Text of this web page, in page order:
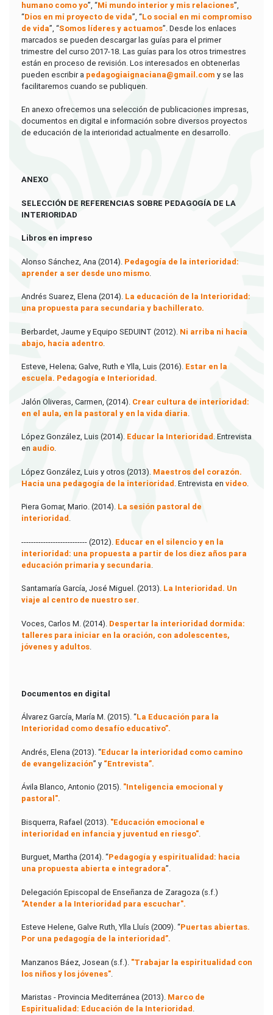
humano como yo”, “Mi mundo interior y mis relaciones”,
“Dios en mi proyecto de vida”, “Lo social en mi compromiso
de vida”, “Somos líderes y actuamos”. Desde los enlaces
marcados se pueden descargar las guías para el primer
trimestre del curso 2017-18. Las guías para los otros trimestres
están en proceso de revisión. Los interesados en obtenerlas
pueden escribir a pedagogiaignaciana@gmail.com y se las
facilitaremos cuando se publiquen.
En anexo ofrecemos una selección de publicaciones impresas,
documentos en digital e información sobre diversos proyectos
de educación de la interioridad actualmente en desarrollo.
ANEXO
SELECCIÓN DE REFERENCIAS SOBRE PEDAGOGÍA DE LA
INTERIORIDAD
Libros en impreso
Alonso Sánchez, Ana (2014). Pedagogía de la interioridad:
aprender a ser desde uno mismo.
Andrés Suarez, Elena (2014). La educación de la Interioridad:
una propuesta para secundaria y bachillerato.
Berbardet, Jaume y Equipo SEDUINT (2012). Ni arriba ni hacia
abajo, hacia adentro.
Esteve, Helena; Galve, Ruth e Ylla, Luis (2016). Estar en la
escuela. Pedagogía e Interioridad.
Jalón Oliveras, Carmen, (2014). Crear cultura de interioridad:
en el aula, en la pastoral y en la vida diaria.
López González, Luis (2014). Educar la Interioridad. Entrevista
en audio.
López González, Luis y otros (2013). Maestros del corazón.
Hacia una pedagogía de la interioridad. Entrevista en video.
Piera Gomar, Mario. (2014). La sesión pastoral de
interioridad.
--------------------------- (2012). Educar en el silencio y en la
interioridad: una propuesta a partir de los diez años para
educación primaria y secundaria.
Santamaría García, José Miguel. (2013). La Interioridad. Un
viaje al centro de nuestro ser.
Voces, Carlos M. (2014). Despertar la interioridad dormida:
talleres para iniciar en la oración, con adolescentes,
jóvenes y adultos.
Documentos en digital
Álvarez García, María M. (2015). “La Educación para la
Interioridad como desafío educativo”.
Andrés, Elena (2013). “Educar la interioridad como camino
de evangelización” y “Entrevista”.
Ávila Blanco, Antonio (2015). "Inteligencia emocional y
pastoral".
Bisquerra, Rafael (2013). "Educación emocional e
interioridad en infancia y juventud en riesgo".
Burguet, Martha (2014). “Pedagogía y espiritualidad: hacia
una propuesta abierta e integradora”.
Delegación Episcopal de Enseñanza de Zaragoza (s.f.)
"Atender a la Interioridad para escuchar".
Esteve Helene, Galve Ruth, Ylla Lluís (2009). “Puertas abiertas.
Por una pedagogía de la interioridad”.
Manzanos Báez, Josean (s.f.). "Trabajar la espiritualidad con
los niños y los jóvenes".
Maristas - Provincia Mediterránea (2013). Marco de
Espiritualidad: Educación de la Interioridad.